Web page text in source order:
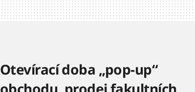
Otevírací doba „pop-up“